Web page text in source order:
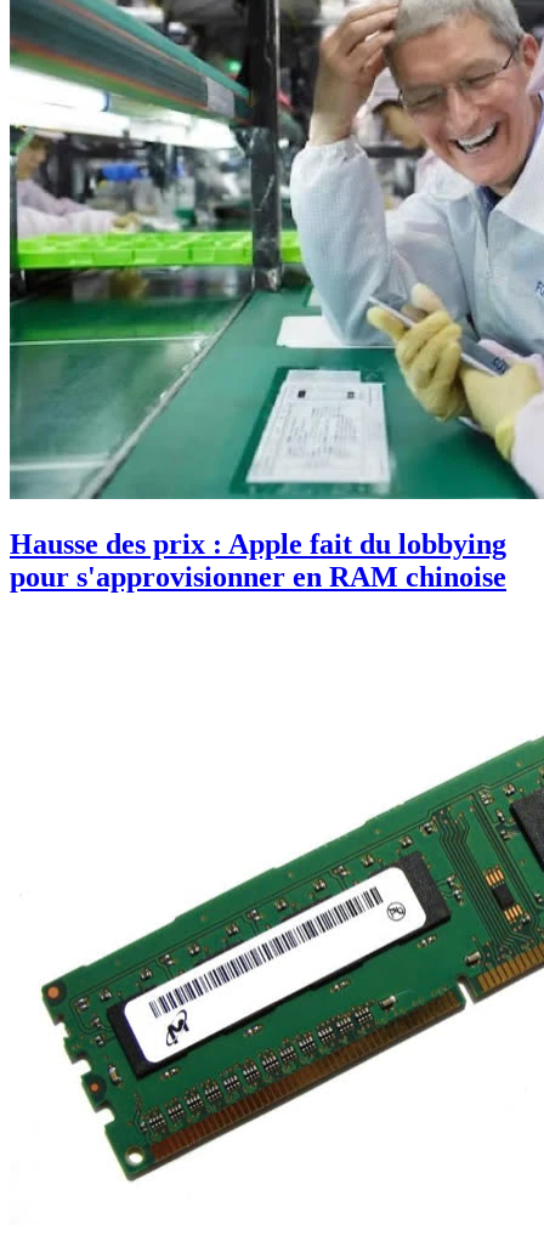
Hausse des prix : Apple fait du lobbying
pour s'approvisionner en RAM chinoise